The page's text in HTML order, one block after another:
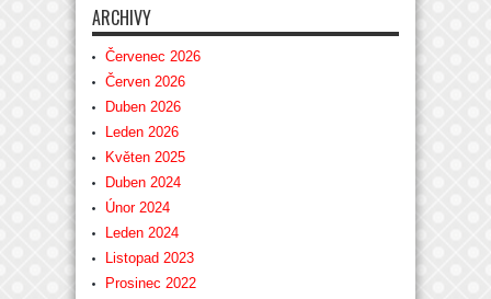
ARCHIVY
Červenec 2026
Červen 2026
Duben 2026
Leden 2026
Květen 2025
Duben 2024
Únor 2024
Leden 2024
Listopad 2023
Prosinec 2022